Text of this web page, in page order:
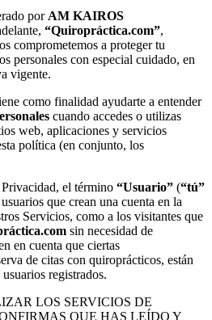
por AM KAIROS
“Quiropráctica.com”,
comprometemos a proteger tu
personales con especial cuidado, en
vigente.
como finalidad ayudarte a entender
cuando accedes o utilizas
web, aplicaciones y servicios
política (en conjunto, los
el término “Usuario” (“tú”
que crean una cuenta en la
Servicios, como a los visitantes que
sin necesidad de
en cuenta que ciertas
de citas con quiroprácticos, están
registrados.
LOS SERVICIOS DE
QUE HAS LEÍDO Y